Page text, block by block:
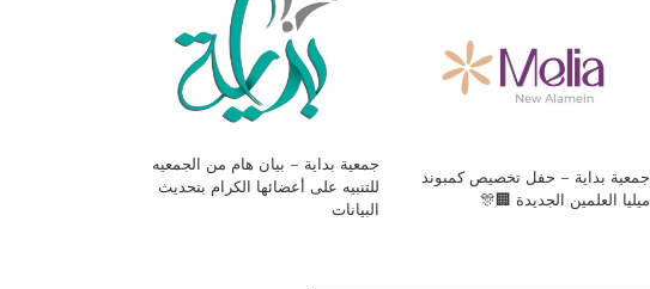
جمعية بداية – حفل تخصيص كمبوند
ميليا العلمين الجديدة 🏢🎊
جمعية بداية – بيان هام من الجمعيه
للتنبيه على أعضائها الكرام بتحديث
البيانات